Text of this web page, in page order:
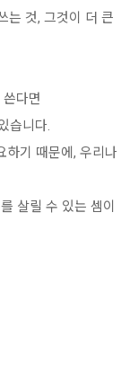
는 것, 그것이 더 큰
쓴다면
습니다.
하기 때문에, 우리나
살릴 수 있는 셈이